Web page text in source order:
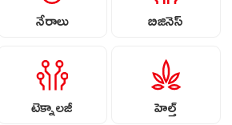
నేరాలు బిజినెస్
టెక్నాలజీ హెల్త్